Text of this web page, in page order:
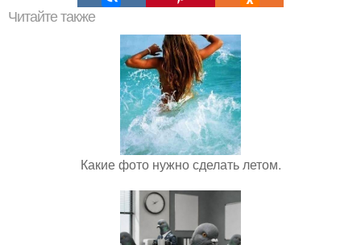
Читайте также
Какие фото нужно сделать летом.